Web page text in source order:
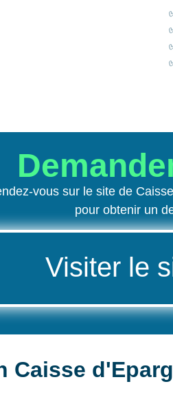
vous sur le site de
pour obtenir un
Visiter le
Caisse